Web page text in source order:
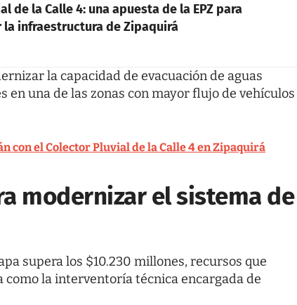
de la Calle 4: una apuesta de la EPZ para
infraestructura de Zipaquirá
la capacidad de evacuación de aguas
una de las zonas con mayor flujo de vehículos
con el Colector Pluvial de la Calle 4 en Zipaquirá
modernizar el sistema de
supera los $10.230 millones, recursos que
la interventoría técnica encargada de